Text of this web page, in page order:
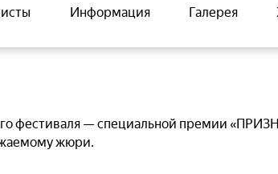
Информация Галерея
го фестиваля — специальной премии
жюри.